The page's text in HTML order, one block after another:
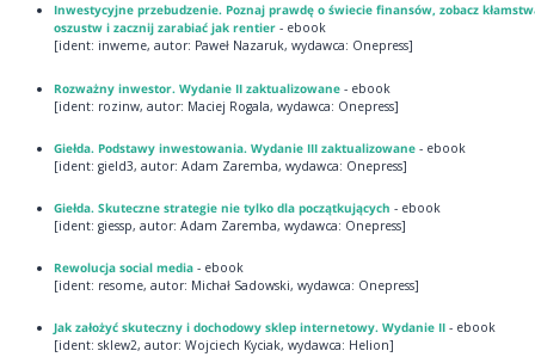
Inwestycyjne przebudzenie. Poznaj prawdę o świecie finansów, zobacz
oszustw i zacznij zarabiać jak rentier- ebook
[ident: inweme, autor: Paweł Nazaruk, wydawca: Onepress]
Rozważny inwestor. Wydanie II zaktualizowane - ebook
[ident: rozinw, autor: Maciej Rogala, wydawca: Onepress]
Giełda. Podstawy inwestowania. Wydanie III zaktualizowane- ebook
[ident: gield3, autor: Adam Zaremba, wydawca: Onepress]
Giełda. Skuteczne strategie nie tylko dla początkujących - ebook
[ident: giessp, autor: Adam Zaremba, wydawca: Onepress]
Rewolucja social media- ebook
[ident: resome, autor: Michał Sadowski, wydawca: Onepress]
Jak założyć skuteczny i dochodowy sklep internetowy. Wydanie II- ebook
[ident: sklew2, autor: Wojciech Kyciak, wydawca: Helion]